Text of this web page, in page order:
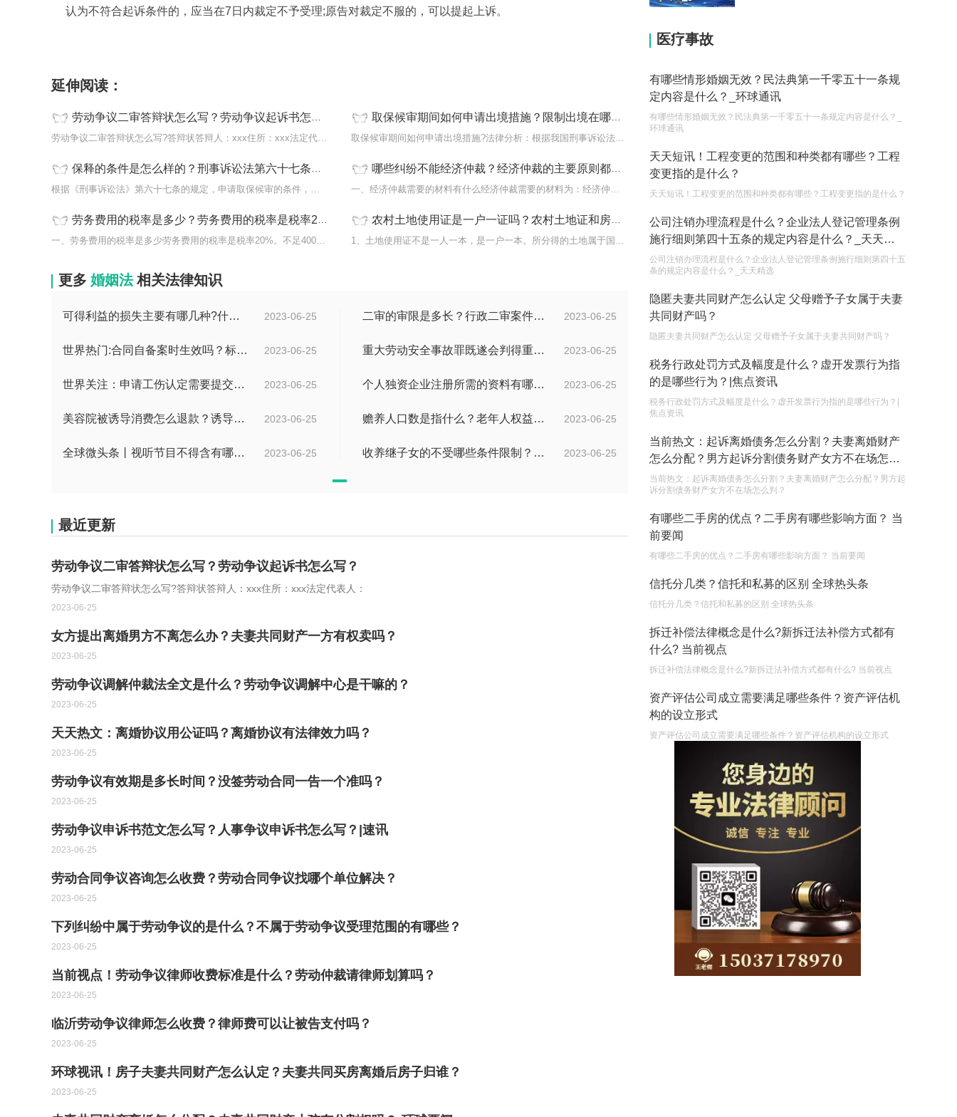
认为不符合起诉条件的，应当在7日内裁定不予受理;原告对裁定不服的，可以提起上诉。
延伸阅读：
劳动争议二审答辩状怎么写？劳动争议起诉书怎么写？
劳动争议二审答辩状怎么写?答辩状答辩人：xxx住所：xxx法定代表人：
取保候审期间如何申请出境措施？限制出境在哪里可以查到？
取保候审期间如何申请出境措施?法律分析：根据我国刑事诉讼法和《最
保释的条件是怎么样的？刑事诉讼法第六十七条的规定内容是什么？
根据《刑事诉讼法》第六十七条的规定，申请取保候审的条件，即人民
哪些纠纷不能经济仲裁？经济仲裁的主要原则都有哪些？
一、经济仲裁需要的材料有什么经济仲裁需要的材料为：经济仲裁的当
劳务费用的税率是多少？劳务费用的税率是税率20%吗？劳务费用的适用情形有哪些？_天天热闻
一、劳务费用的税率是多少劳务费用的税率是税率20%。不足4000元的，
农村土地使用证是一户一证吗？农村土地证和房产证的区别是什么？_滚动
1、土地使用证不是一人一本，是一户一本。所分得的土地属于国家财产
更多 婚姻法 相关法律知识
2023-06-25
可得利益的损失主要有哪几种?什么是可得利益？|天天速读 2023-06-25
二审的审限是多长？行政二审案件的一般处理规则是什么?
2023-06-25
世界热门:合同自备案时生效吗？标书中的合同需要全部放上去吗？ 2023-06-25
重大劳动安全事故罪既遂会判得重吗？重大劳动安全事故罪与玩忽职守罪的界限是什么？_世界速看
2023-06-25
世界关注：申请工伤认定需要提交哪些材料？提出工伤认定申请依据是什么？ 2023-06-25
个人独资企业注册所需的资料有哪些？
2023-06-25
美容院被诱导消费怎么退款？诱导消费多少钱可以立案？ 当前短讯 2023-06-25
赡养人口数是指什么？老年人权益保障法第十四条的内容是什么？
2023-06-25
全球微头条丨视听节目不得含有哪些内容？网络视听监管新规的内容是什么？ 2023-06-25
收养继子女的不受哪些条件限制？居民收养登记不受限制的情形有哪些？_热议
最近更新
劳动争议二审答辩状怎么写？劳动争议起诉书怎么写？
劳动争议二审答辩状怎么写?答辩状答辩人：xxx住所：xxx法定代表人：
2023-06-25
女方提出离婚男方不离怎么办？夫妻共同财产一方有权卖吗？
2023-06-25
劳动争议调解仲裁法全文是什么？劳动争议调解中心是干嘛的？
2023-06-25
天天热文：离婚协议用公证吗？离婚协议有法律效力吗？
2023-06-25
劳动争议有效期是多长时间？没签劳动合同一告一个准吗？
2023-06-25
劳动争议申诉书范文怎么写？人事争议申诉书怎么写？|速讯
2023-06-25
劳动合同争议咨询怎么收费？劳动合同争议找哪个单位解决？
2023-06-25
下列纠纷中属于劳动争议的是什么？不属于劳动争议受理范围的有哪些？
2023-06-25
当前视点！劳动争议律师收费标准是什么？劳动仲裁请律师划算吗？
2023-06-25
临沂劳动争议律师怎么收费？律师费可以让被告支付吗？
2023-06-25
环球视讯！房子夫妻共同财产怎么认定？夫妻共同买房离婚后房子归谁？
2023-06-25
代理权的产生原因是什么？当我国没有外贸经营权
权利和责任是什么？
2023-05-04
单纯的遗产赠要缴税吗？
2023-05-05
遗产继承必须要公证吗？
2023-05-05
继承遗产的份额怎么分配？
2023-05-05
医疗事故
有哪些情形婚姻无效？民法典第一千零五十一条规
定内容是什么？_环球通讯
有哪些情形婚姻无效？民法典第一千零五十一条规定内容是什么？_
环球通讯
天天短讯！工程变更的范围和种类都有哪些？工程
变更指的是什么？
天天短讯！工程变更的范围和种类都有哪些？工程变更指的是什么？
公司注销办理流程是什么？企业法人登记管理条例
施行细则第四十五条的规定内容是什么？_天天精
选
公司注销办理流程是什么？企业法人登记管理条例施行细则第四十五
条的规定内容是什么？_天天精选
隐匿夫妻共同财产怎么认定 父母赠予子女属于夫妻
共同财产吗？
隐匿夫妻共同财产怎么认定 父母赠予子女属于夫妻共同财产吗？
税务行政处罚方式及幅度是什么？虚开发票行为指
的是哪些行为？|焦点资讯
税务行政处罚方式及幅度是什么？虚开发票行为指的是哪些行为？|
焦点资讯
当前热文：起诉离婚债务怎么分割？夫妻离婚财产
怎么分配？男方起诉分割债务财产女方不在场怎么
判？
当前热文：起诉离婚债务怎么分割？夫妻离婚财产怎么分配？男方起
诉分割债务财产女方不在场怎么判？
有哪些二手房的优点？二手房有哪些影响方面？ 当
前要闻
有哪些二手房的优点？二手房有哪些影响方面？ 当前要闻
信托分几类？信托和私募的区别 全球热头条
信托分几类？信托和私募的区别 全球热头条
拆迁补偿法律概念是什么?新拆迁法补偿方式都有
什么? 当前视点
拆迁补偿法律概念是什么?新拆迁法补偿方式都有什么? 当前视点
资产评估公司成立需要满足哪些条件？资产评估机
构的设立形式
资产评估公司成立需要满足哪些条件？资产评估机构的设立形式